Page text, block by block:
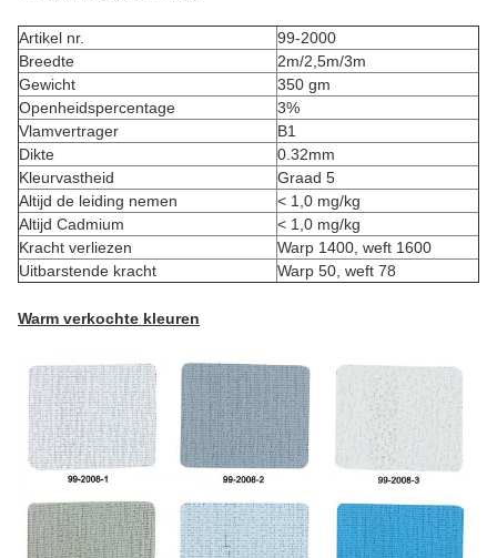
Artikel nr.
99-2000
Breedte
2m/2,5m/3m
Gewicht
350 gm
Openheidspercentage
3%
Vlamvertrager
B1
Dikte
0.32mm
Kleurvastheid
Graad 5
Altijd de leiding nemen
< 1,0 mg/kg
Altijd Cadmium
< 1,0 mg/kg
Kracht verliezen
Warp 1400, weft 1600
Uitbarstende kracht
Warp 50, weft 78
Warm verkochte kleuren